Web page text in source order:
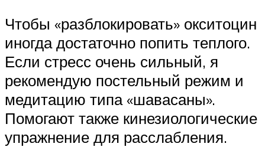
Чтобы «разблокировать» окситоцин
иногда достаточно попить теплого.
Если стресс очень сильный, я
рекомендую постельный режим и
медитацию типа «шавасаны».
Помогают также кинезиологические
упражнение для расслабления.